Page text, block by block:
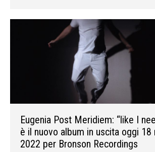
Eugenia Post Meridiem: “like I
è il nuovo album in uscita oggi 18
2022 per Bronson Recordings